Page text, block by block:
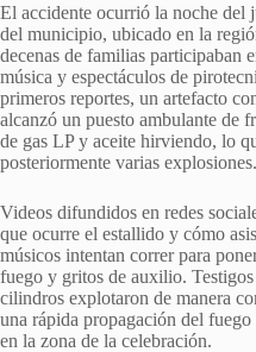
El accidente ocurrió la noche del
del municipio, ubicado en la
decenas de familias participaban
música y espectáculos de
primeros reportes, un artefacto
alcanzó un puesto ambulante de
de gas LP y aceite hirviendo, lo
posteriormente varias explosiones.
Videos difundidos en redes
que ocurre el estallido y cómo
músicos intentan correr para
fuego y gritos de auxilio.
cilindros explotaron de manera
una rápida propagación del fuego
en la zona de la celebración.